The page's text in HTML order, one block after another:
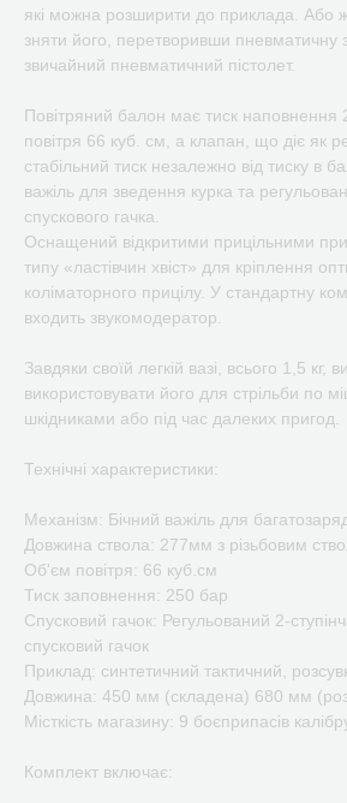
які можна розширити до приклада. Або
зняти його, перетворивши пневматичну
звичайний пневматичний пістолет.
Повітряний балон має тиск наповнення
повітря 66 куб. см, а клапан, що діє як
стабільний тиск незалежно від тиску в
важіль для зведення курка та
спускового гачка.
Оснащений відкритими прицільними
типу «ластівчин хвіст» для кріплення
коліматорного прицілу. У стандартну
входить звукомодератор.
Завдяки своїй легкій вазі, всього 1,5 кг,
використовувати його для стрільби по
шкідниками або під час далеких пригод.
Технічні характеристики:
Механізм: Бічний важіль для
Довжина ствола: 277мм з різьбовим
Об'єм повітря: 66 куб.см
Тиск заповнення: 250 бар
Спусковий гачок: Регульований 2-
спусковий гачок
Приклад: синтетичний тактичний,
Довжина: 450 мм (складена) 680 мм
Місткість магазину: 9 боєприпасів
Комплект включає: